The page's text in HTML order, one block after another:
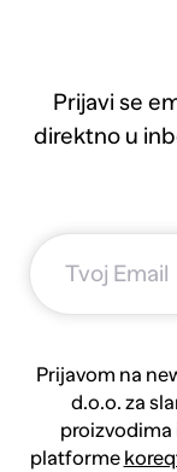
Prijavi se
direktno u
Prijavom na
d.o.o. za
platforme